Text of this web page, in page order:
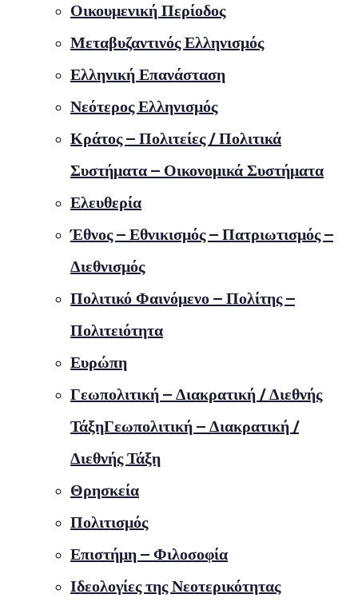
Οικουμενική Περίοδος
Μεταβυζαντινός Ελληνισμός
Ελληνική Επανάσταση
Νεότερος Ελληνισμός
Κράτος – Πολιτείες / Πολιτικά
Συστήματα – Οικονομικά Συστήματα
Ελευθερία
Έθνος – Εθνικισμός – Πατριωτισμός –
Διεθνισμός
Πολιτικό Φαινόμενο – Πολίτης –
Πολιτειότητα
Ευρώπη
Γεωπολιτική – Διακρατική / Διεθνής
ΤάξηΓεωπολιτική – Διακρατική /
Διεθνής Τάξη
Θρησκεία
Πολιτισμός
Επιστήμη – Φιλοσοφία
Ιδεολογίες της Νεοτερικότητας